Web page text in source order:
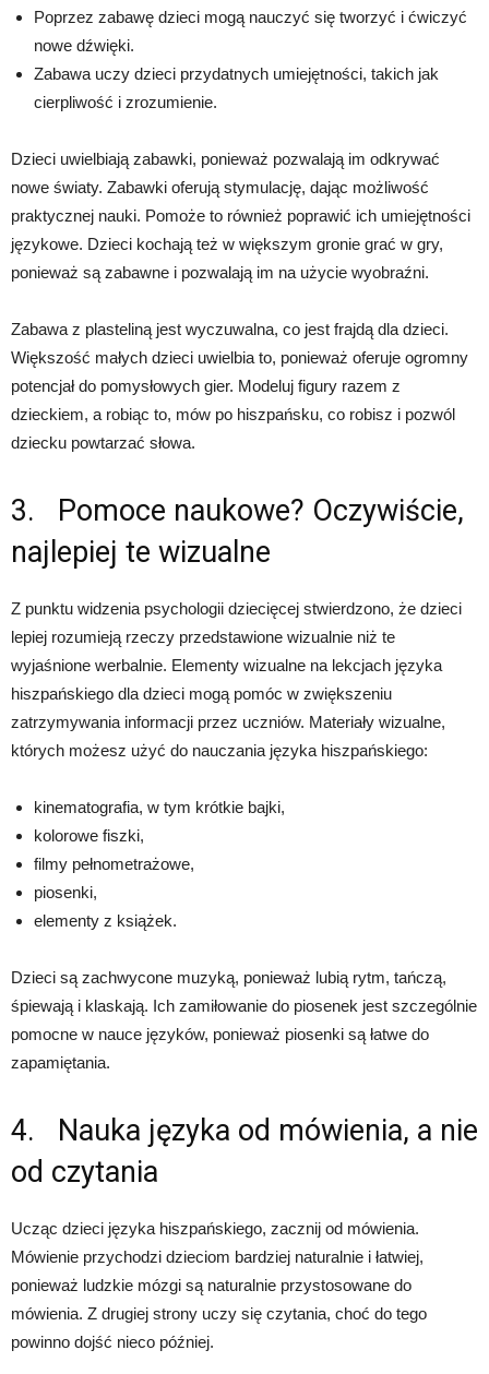
Poprzez zabawę dzieci mogą nauczyć się tworzyć i ćwiczyć
nowe dźwięki.
Zabawa uczy dzieci przydatnych umiejętności, takich jak
cierpliwość i zrozumienie.
Dzieci uwielbiają zabawki, ponieważ pozwalają im odkrywać
nowe światy. Zabawki oferują stymulację, dając możliwość
praktycznej nauki. Pomoże to również poprawić ich umiejętności
językowe. Dzieci kochają też w większym gronie grać w gry,
ponieważ są zabawne i pozwalają im na użycie wyobraźni.
Zabawa z plasteliną jest wyczuwalna, co jest frajdą dla dzieci.
Większość małych dzieci uwielbia to, ponieważ oferuje ogromny
potencjał do pomysłowych gier. Modeluj figury razem z
dzieckiem, a robiąc to, mów po hiszpańsku, co robisz i pozwól
dziecku powtarzać słowa.
3. Pomoce naukowe? Oczywiście,
najlepiej te wizualne
Z punktu widzenia psychologii dziecięcej stwierdzono, że dzieci
lepiej rozumieją rzeczy przedstawione wizualnie niż te
wyjaśnione werbalnie. Elementy wizualne na lekcjach języka
hiszpańskiego dla dzieci mogą pomóc w zwiększeniu
zatrzymywania informacji przez uczniów. Materiały wizualne,
których możesz użyć do nauczania języka hiszpańskiego:
kinematografia, w tym krótkie bajki,
kolorowe fiszki,
filmy pełnometrażowe,
piosenki,
elementy z książek.
Dzieci są zachwycone muzyką, ponieważ lubią rytm, tańczą,
śpiewają i klaskają. Ich zamiłowanie do piosenek jest szczególnie
pomocne w nauce języków, ponieważ piosenki są łatwe do
zapamiętania.
4. Nauka języka od mówienia, a nie
od czytania
Ucząc dzieci języka hiszpańskiego, zacznij od mówienia.
Mówienie przychodzi dzieciom bardziej naturalnie i łatwiej,
ponieważ ludzkie mózgi są naturalnie przystosowane do
mówienia. Z drugiej strony uczy się czytania, choć do tego
powinno dojść nieco później.